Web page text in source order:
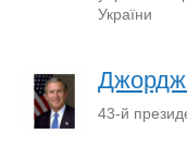
України
43-й